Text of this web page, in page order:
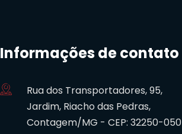
Informações de contato
Rua dos Transportadores, 95,
Jardim, Riacho das Pedras,
Contagem/MG - CEP: 32250-050